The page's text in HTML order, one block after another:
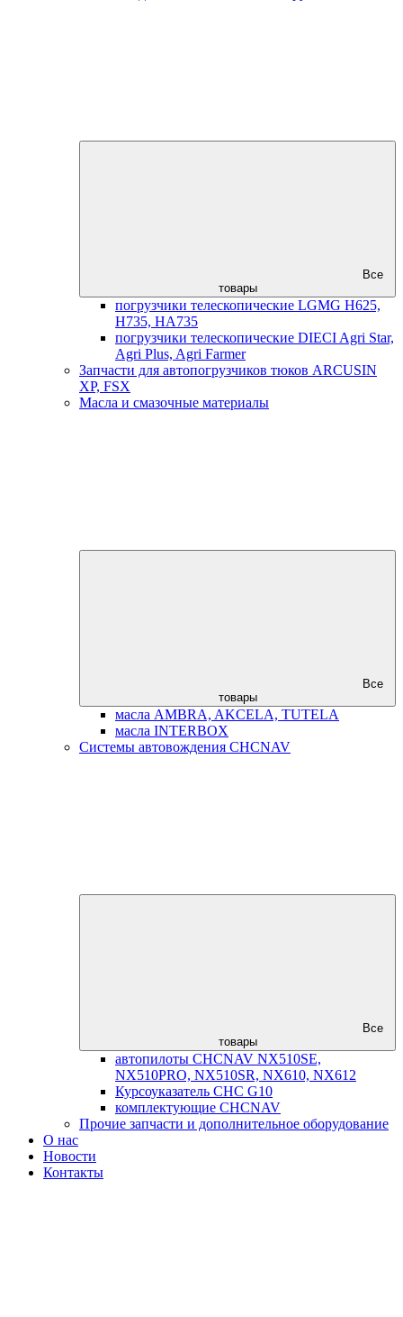
Все
товары
погрузчики телескопические LGMG H625,
H735, HA735
погрузчики телескопические DIECI Agri Star,
Agri Plus, Agri Farmer
Запчасти для автопогрузчиков тюков ARCUSIN
XP, FSX
Масла и смазочные материалы
Все
товары
масла AMBRA, AKCELA, TUTELA
масла INTERBOX
Системы автовождения CHCNAV
Все
товары
автопилоты CHCNAV NX510SE,
NX510PRO, NX510SR, NX610, NX612
Курсоуказатель CHC G10
комплектующие CHCNAV
Прочие запчасти и дополнительное оборудование
О нас
Новости
Контакты